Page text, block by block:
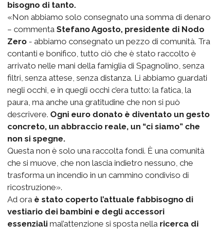
bisogno di tanto.
«Non abbiamo solo consegnato una somma di denaro
– commenta Stefano Agosto, presidente di Nodo
Zero - abbiamo consegnato un pezzo di comunità. Tra
contanti e bonifico, tutto ciò che è stato raccolto è
arrivato nelle mani della famiglia di Spagnolino, senza
filtri, senza attese, senza distanza. Li abbiamo guardati
negli occhi, e in quegli occhi c’era tutto: la fatica, la
paura, ma anche una gratitudine che non si può
descrivere. Ogni euro donato è diventato un gesto
concreto, un abbraccio reale, un “ci siamo” che
non si spegne.
Questa non è solo una raccolta fondi. È una comunità
che si muove, che non lascia indietro nessuno, che
trasforma un incendio in un cammino condiviso di
ricostruzione».
Ad ora è stato coperto l’attuale fabbisogno di
vestiario dei bambini e degli accessori
essenziali mal’attenzione si sposta nella ricerca di